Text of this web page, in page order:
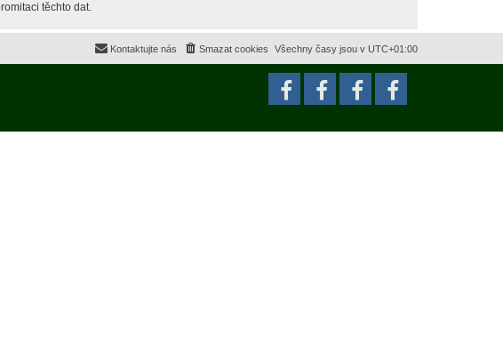
těchto dat.
Všechny časy jsou v UTC+01:00
Smazat cookies
Kontaktujte nás